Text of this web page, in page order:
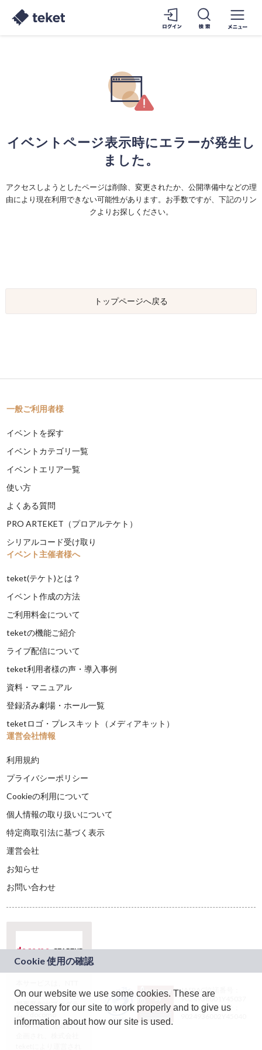
イベントページ表示時にエラーが発生し
ました。
アクセスしようとしたページは削除、変更されたか、公開準備中などの理
由により現在利用できない可能性があります。お手数ですが、下記のリン
クよりお探しください。
トップページへ戻る
一般ご利用者様
イベントを探す
イベントカテゴリ一覧
イベントエリア一覧
使い方
よくある質問
PRO ARTEKET（プロアルテケト）
シリアルコード受け取り
イベント主催者様へ
teket(テケト)とは？
イベント作成の方法
ご利用料金について
teketの機能ご紹介
ライブ配信について
teket利用者様の声・導入事例
資料・マニュアル
登録済み劇場・ホール一覧
teketロゴ・プレスキット（メディアキット）
運営会社情報
利用規約
プライバシーポリシー
Cookieの利用について
個人情報の取り扱いについて
特定商取引法に基づく表示
運営会社
お知らせ
お問い合わせ
ドコモグループの新
規事業創出プログラ
ム「docomo
STARTUP」を通じて
JASRAC許諾番号：
9024936001Y45037
JASRAC許諾番号：
On our website we use some cookies. These are
necessary for our site to work properly and to give us
information about how our site is used.